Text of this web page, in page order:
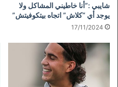
شايبي :”أنا خاطيني المشاكل ولا
يوجد أي “كلاش” اتجاه بيتكوفيتش”
17/11/2024